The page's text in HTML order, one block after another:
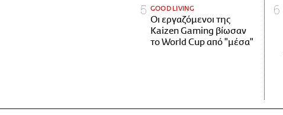
GOOD LIVING
Οι εργαζόμενοι της
Kaizen Gaming βίωσαν
το World Cup από "μέσα"